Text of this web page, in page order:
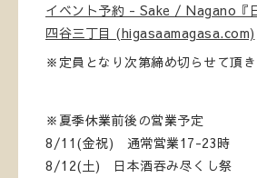
イベント予約 - Sake / Nagano『
四谷三丁目 (higasaamagasa.com)
※定員となり次第締め切らせて頂き
※夏季休業前後の営業予定
8/11(金祝) 通常営業17-23時
8/12(土) 日本酒吞み尽くし祭